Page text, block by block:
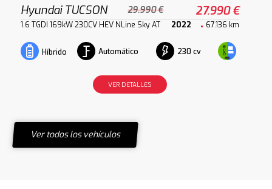
Hyundai TUCSON 29.990 € 27.990 €
1.6 TGDI 169kW 230CV HEV NLine Sky AT 2022 67.136 km
Híbrido Automático 230 cv
VER DETALLES
Ver todos los vehículos